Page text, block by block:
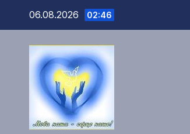
Перейти
содержимому
06.08.2026 02:46